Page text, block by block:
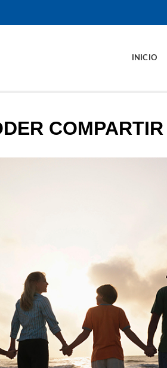
INICIO
COMPARTIR